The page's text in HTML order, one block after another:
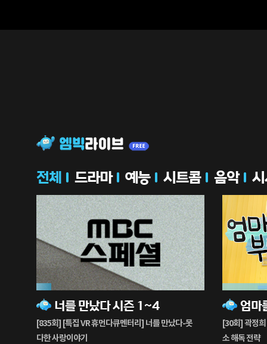
전체 드라마 예능 시트콤 음악
너를 만났다 시즌 1~4
[835회] [특집 VR 휴먼다큐멘터리] 너를 만났다-못
다한 사랑이야기
9%
재
생
중
엄마
[30회] 곽정
소 해독 전략
88%
재
생
중